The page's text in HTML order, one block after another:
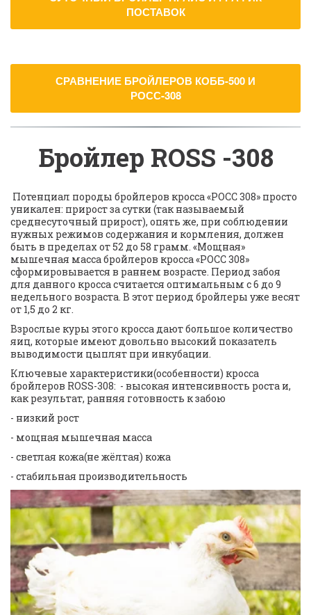
ПОСТАВОК
СРАВНЕНИЕ БРОЙЛЕРОВ КОББ-500 И
РОСС-308
Бройлер ROSS -308
уникален: прирост за сутки (так называемый
среднесуточный прирост), опять же, при соблюдении
нужных режимов содержания и кормления, должен
быть в пределах от 52 до 58 грамм. «Мощная»
мышечная масса бройлеров кросса «РОСС 308»
сформировывается в раннем возрасте. Период забоя
для данного кросса считается оптимальным с 6 до 9
недельного возраста. В этот период бройлеры уже весят
от 1,5 до 2 кг.
Взрослые куры этого кросса дают большое количество
яиц, которые имеют довольно высокий показатель
выводимости цыплят при инкубации.
Ключевые характеристики(особенности) кросса
бройлеров ROSS-308:  - высокая интенсивность роста и,
как результат, ранняя готовность к забою
- низкий рост
- мощная мышечная масса
- светлая кожа(не жёлтая) кожа
- стабильная производительность